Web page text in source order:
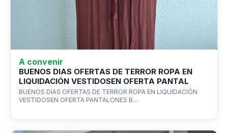
A convenir
BUENOS DIAS OFERTAS DE TERROR ROPA EN
LIQUIDACIÓN VESTIDOSEN OFERTA PANTAL
BUENOS DIAS OFERTAS DE TERROR ROPA EN LIQUIDACIÓN
VESTIDOSEN OFERTA PANTALONES B…